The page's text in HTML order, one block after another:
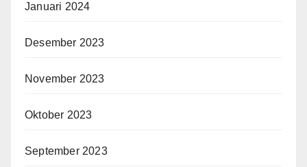
Januari 2024
Desember 2023
November 2023
Oktober 2023
September 2023